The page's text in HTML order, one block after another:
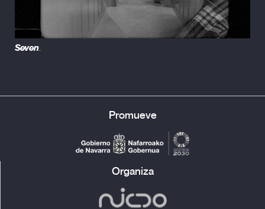
Seven.
Promueve
Organiza